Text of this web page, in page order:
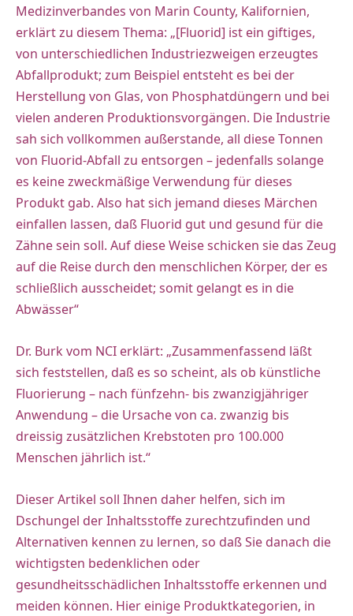
Medizinverbandes von Marin County, Kalifornien,
erklärt zu diesem Thema: „[Fluorid] ist ein giftiges,
von unterschiedlichen Industriezweigen erzeugtes
Abfallprodukt; zum Beispiel entsteht es bei der
Herstellung von Glas, von Phosphatdüngern und bei
vielen anderen Produktionsvorgängen. Die Industrie
sah sich vollkommen außerstande, all diese Tonnen
von Fluorid-Abfall zu entsorgen – jedenfalls solange
es keine zweckmäßige Verwendung für dieses
Produkt gab. Also hat sich jemand dieses Märchen
einfallen lassen, daß Fluorid gut und gesund für die
Zähne sein soll. Auf diese Weise schicken sie das Zeug
auf die Reise durch den menschlichen Körper, der es
schließlich ausscheidet; somit gelangt es in die
Abwässer“
Dr. Burk vom NCI erklärt: „Zusammenfassend läßt
sich feststellen, daß es so scheint, als ob künstliche
Fluorierung – nach fünfzehn- bis zwanzigjähriger
Anwendung – die Ursache von ca. zwanzig bis
dreissig zusätzlichen Krebstoten pro 100.000
Menschen jährlich ist.“
Dieser Artikel soll Ihnen daher helfen, sich im
Dschungel der Inhaltsstoffe zurechtzufinden und
Alternativen kennen zu lernen, so daß Sie danach die
wichtigsten bedenklichen oder
gesundheitsschädlichen Inhaltsstoffe erkennen und
meiden können. Hier einige Produktkategorien, in